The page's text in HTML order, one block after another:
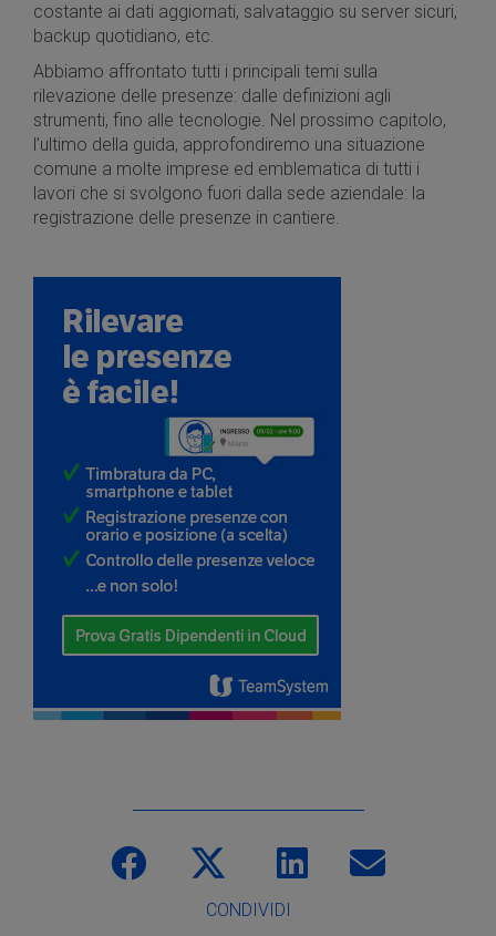
costante ai dati aggiornati, salvataggio su server sicuri,
backup quotidiano, etc.
Abbiamo affrontato tutti i principali temi sulla
rilevazione delle presenze: dalle definizioni agli
strumenti, fino alle tecnologie. Nel prossimo capitolo,
l’ultimo della guida, approfondiremo una situazione
comune a molte imprese ed emblematica di tutti i
lavori che si svolgono fuori dalla sede aziendale: la
registrazione delle presenze in cantiere.
CONDIVIDI